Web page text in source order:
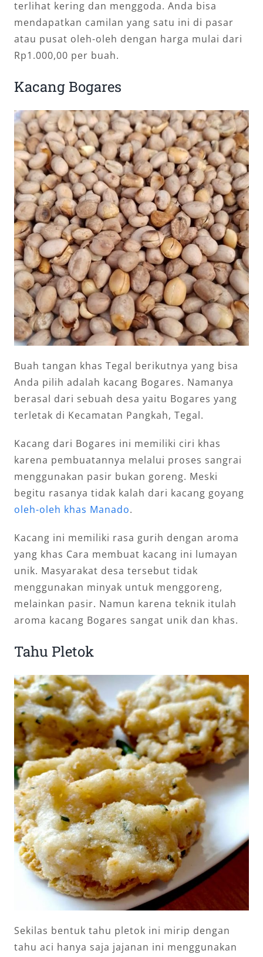
terlihat kering dan menggoda. Anda bisa
mendapatkan camilan yang satu ini di pasar
atau pusat oleh-oleh dengan harga mulai dari
Rp1.000,00 per buah.
Kacang Bogares
Buah tangan khas Tegal berikutnya yang bisa
Anda pilih adalah kacang Bogares. Namanya
berasal dari sebuah desa yaitu Bogares yang
terletak di Kecamatan Pangkah, Tegal.
Kacang dari Bogares ini memiliki ciri khas
karena pembuatannya melalui proses sangrai
menggunakan pasir bukan goreng. Meski
begitu rasanya tidak kalah dari kacang goyang
oleh-oleh khas Manado.
Kacang ini memiliki rasa gurih dengan aroma
yang khas Cara membuat kacang ini lumayan
unik. Masyarakat desa tersebut tidak
menggunakan minyak untuk menggoreng,
melainkan pasir. Namun karena teknik itulah
aroma kacang Bogares sangat unik dan khas.
Tahu Pletok
Sekilas bentuk tahu pletok ini mirip dengan
tahu aci hanya saja jajanan ini menggunakan